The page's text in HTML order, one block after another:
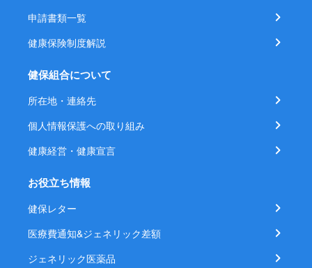
申請書類一覧
健康保険制度解説
健保組合について
所在地・連絡先
個人情報保護への取り組み
健康経営・健康宣言
お役立ち情報
健保レター
医療費通知&ジェネリック差額
ジェネリック医薬品